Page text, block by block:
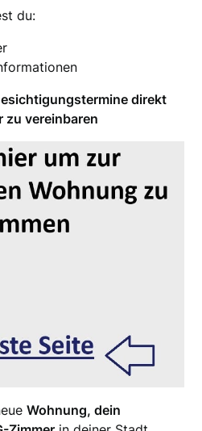
du:
direkt
zu vereinbaren
Wohnung, dein